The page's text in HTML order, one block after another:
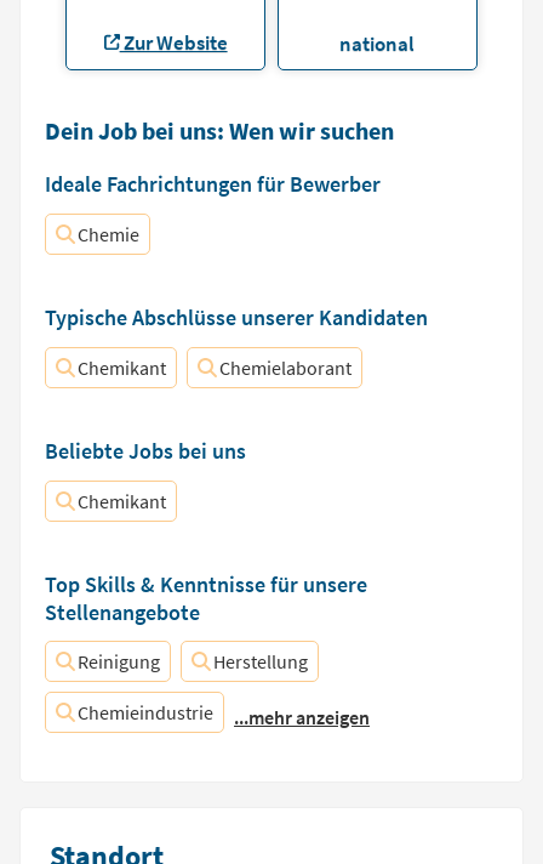
Zur Website national
Dein Job bei uns: Wen wir suchen
Ideale Fachrichtungen für Bewerber
Chemie
Typische Abschlüsse unserer Kandidaten
Chemikant Chemielaborant
Beliebte Jobs bei uns
Chemikant
Top Skills & Kenntnisse für unsere
Stellenangebote
Reinigung Herstellung
Chemieindustrie ...mehr anzeigen